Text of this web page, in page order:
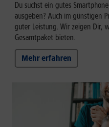
Du suchst ein gutes
ausgeben? Auch im günstigen
guter Leistung. Wir zeigen Dir,
Gesamtpaket bieten.
Mehr erfahren